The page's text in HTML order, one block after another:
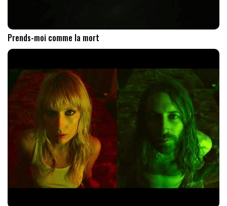
Prends-moi comme la mort